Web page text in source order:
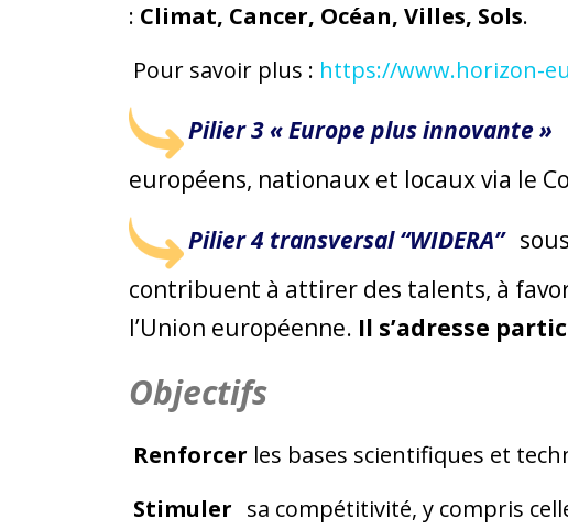
: Climat, Cancer, Océan, Villes, Sols.
Pour savoir plus : https://www.horizon-
Pilier 3 « Europe plus innovante »
européens, nationaux et locaux via le
Pilier 4 transversal “WIDERA”
contribuent à attirer des talents, à
l’Union européenne. Il s’adresse
Objectifs
Renforcer les bases scientifiques et
Stimuler sa compétitivité, y compris